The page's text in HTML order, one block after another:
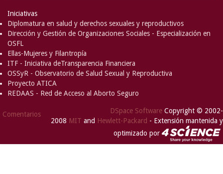
Iniciativas
Diplomatura en salud y derechos sexuales y reproductivos
Dirección y Gestión de Organizaciones Sociales - Especialización en
OSFL
Ellas-Mujeres y Filantropía
ITF - Iniciativa deTransparencia Financiera
OSSyR - Observatorio de Salud Sexual y Reproductiva
Proyecto ATICA
REDAAS - Red de Acceso al Aborto Seguro
Comentarios DSpace Software Copyright © 2002-
2008 MIT and Hewlett-Packard - Extensión mantenida y
optimizado por